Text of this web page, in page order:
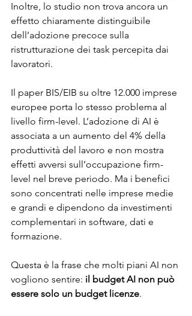
Inoltre, lo studio non trova ancora un
effetto chiaramente distinguibile
dell’adozione precoce sulla
ristrutturazione dei task percepita dai
lavoratori.
Il paper BIS/EIB su oltre 12.000 imprese
europee porta lo stesso problema al
livello firm-level. L’adozione di AI è
associata a un aumento del 4% della
produttività del lavoro e non mostra
effetti avversi sull’occupazione firm-
level nel breve periodo. Ma i benefici
sono concentrati nelle imprese medie
e grandi e dipendono da investimenti
complementari in software, dati e
formazione.
Questa è la frase che molti piani AI non
vogliono sentire: il budget AI non può
essere solo un budget licenze.